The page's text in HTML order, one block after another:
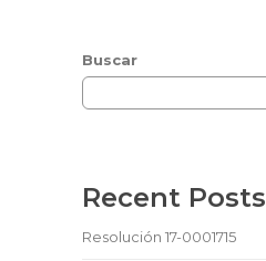
Buscar
Recent Posts
Resolución 17-0001715